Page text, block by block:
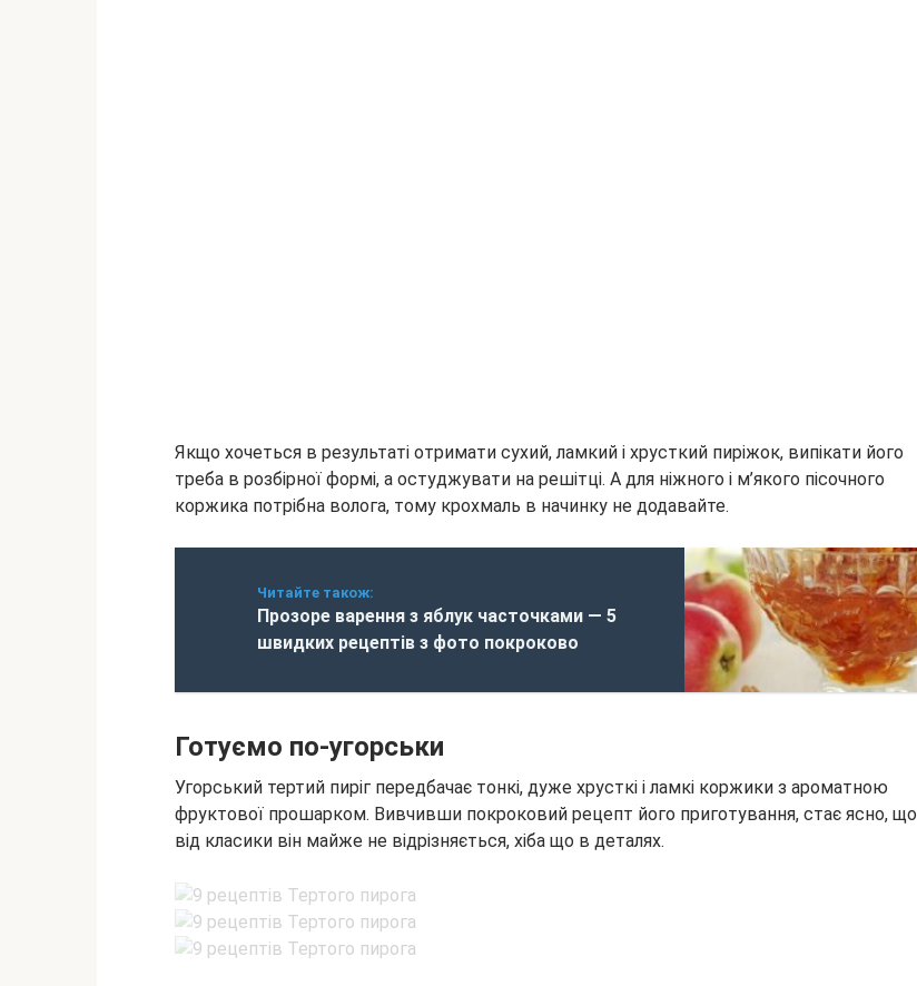
Якщо хочеться в результаті отримати сухий, ламкий і хрусткий пиріжок, випікати його
треба в розбірної формі, а остуджувати на решітці. А для ніжного і м’якого пісочного
коржика потрібна волога, тому крохмаль в начинку не додавайте.
Читайте також:
Прозоре варення з яблук часточками — 5
швидких рецептів з фото покроково
Готуємо по-угорськи
Угорський тертий пиріг передбачає тонкі, дуже хрусткі і ламкі коржики з ароматною
фруктової прошарком. Вивчивши покроковий рецепт його приготування, стає ясно, що
від класики він майже не відрізняється, хіба що в деталях.